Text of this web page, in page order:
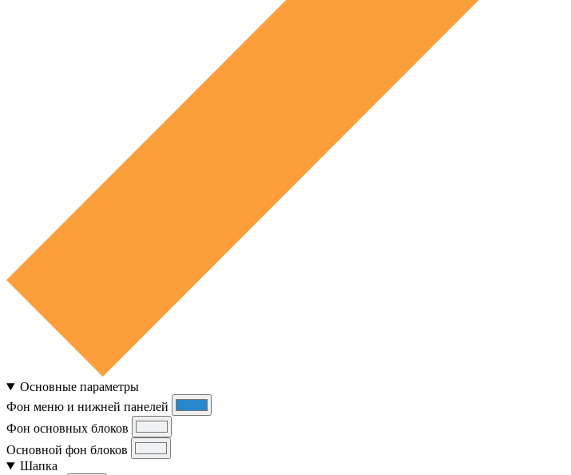
Основные параметры
Фон меню и нижней панелей
Фон основных блоков
Основной фон блоков
Шапка